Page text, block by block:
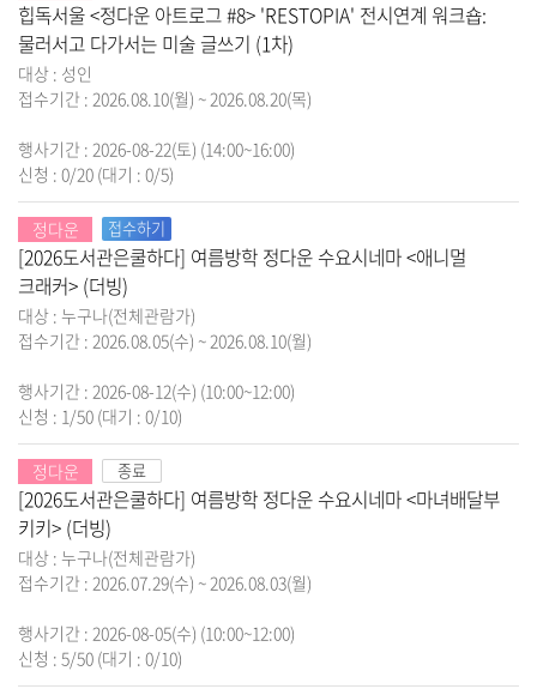
힙독서울 <정다운 아트로그 #8> 'RESTOPIA' 전시연계 워크숍:
물러서고 다가서는 미술 글쓰기 (1차)
대상 : 성인
접수기간 : 2026.08.10(월) ~ 2026.08.20(목)
행사기간 : 2026-08-22(토) (14:00~16:00)
신청 : 0/20 (대기 : 0/5)
정다운
[2026도서관은쿨하다] 여름방학 정다운 수요시네마 <애니멀
크래커> (더빙)
대상 : 누구나(전체관람가)
접수기간 : 2026.08.05(수) ~ 2026.08.10(월)
행사기간 : 2026-08-12(수) (10:00~12:00)
신청 : 1/50 (대기 : 0/10)
접수하기
정다운
[2026도서관은쿨하다] 여름방학 정다운 수요시네마 <마녀배달부
키키> (더빙)
대상 : 누구나(전체관람가)
접수기간 : 2026.07.29(수) ~ 2026.08.03(월)
행사기간 : 2026-08-05(수) (10:00~12:00)
신청 : 5/50 (대기 : 0/10)
종료